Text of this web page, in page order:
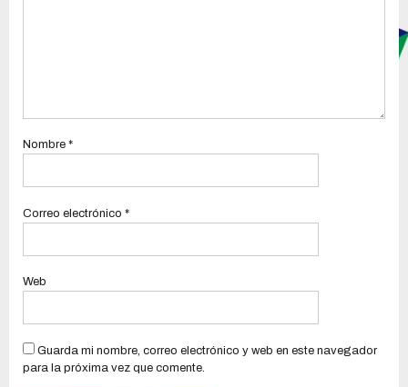
Nombre *
Correo electrónico *
Web
Guarda mi nombre, correo electrónico y web en este navegador
para la próxima vez que comente.